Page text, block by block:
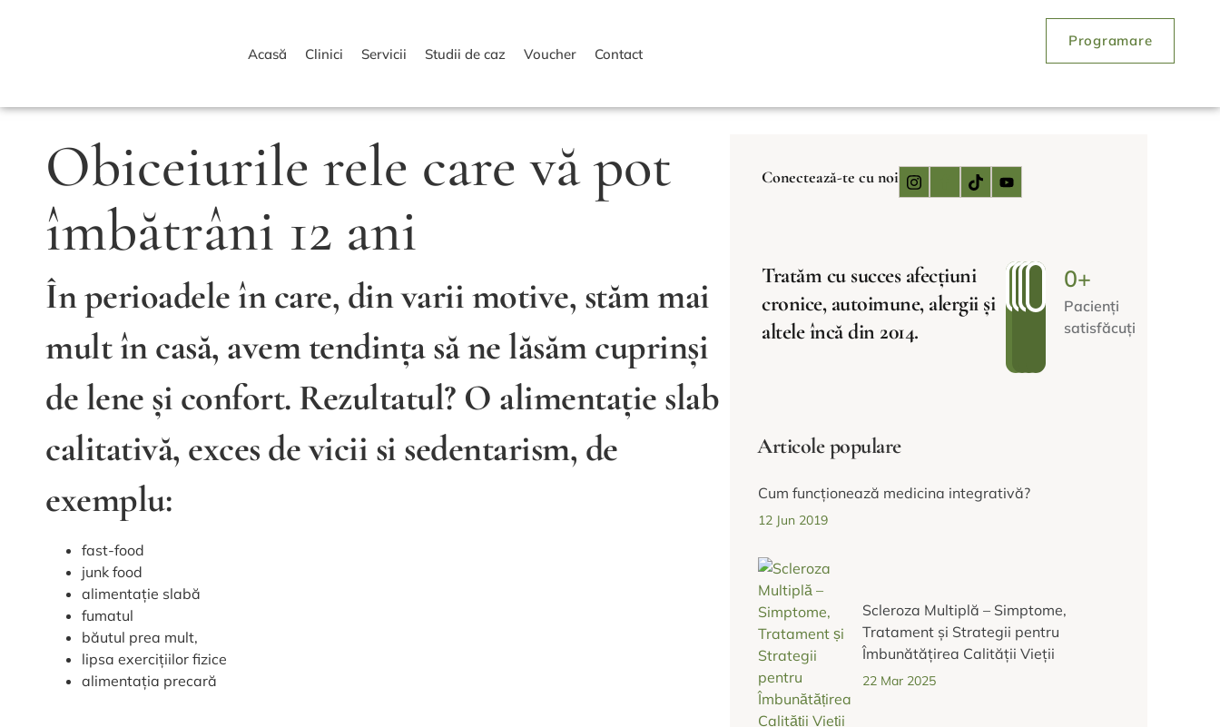
Acasă Clinici Servicii Studii de caz Voucher Contact
Programare
Obiceiurile rele care vă pot
îmbătrâni 12 ani
În perioadele în care, din varii motive, stăm mai
mult în casă, avem tendința să ne lăsăm cuprinși
de lene și confort. Rezultatul? O alimentație slab
calitativă, exces de vicii si sedentarism, de
exemplu:
fast-food
junk food
alimentație slabă
fumatul
băutul prea mult,
lipsa exercițiilor fizice
alimentația precară
Conectează-te cu noi
Tratăm cu succes afecțiuni
cronice, autoimune, alergii și
altele încă din 2014.
Pacienți
satisfăcuți
0+
Articole populare
Cum funcționează medicina integrativă?
12 Jun 2019
Scleroza Multiplă – Simptome,
Tratament și Strategii pentru
Îmbunătățirea Calității Vieții
22 Mar 2025